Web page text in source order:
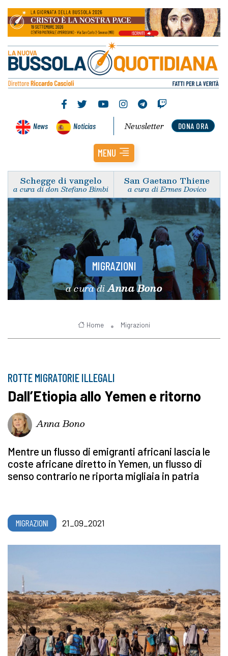
News Noticias DONA ORA
Newsletter
MENU
Schegge di vangelo
a cura di don Stefano Bimbi
San Gaetano Thiene
a cura di Ermes Dovico
MIGRAZIONI
a cura diAnna Bono
Home Migrazioni
ROTTE MIGRATORIE ILLEGALI
Dall’Etiopia allo Yemen e ritorno
Anna Bono
Mentre un flusso di emigranti africani lascia le
coste africane diretto in Yemen, un flusso di
senso contrario ne riporta migliaia in patria
MIGRAZIONI 21_09_2021